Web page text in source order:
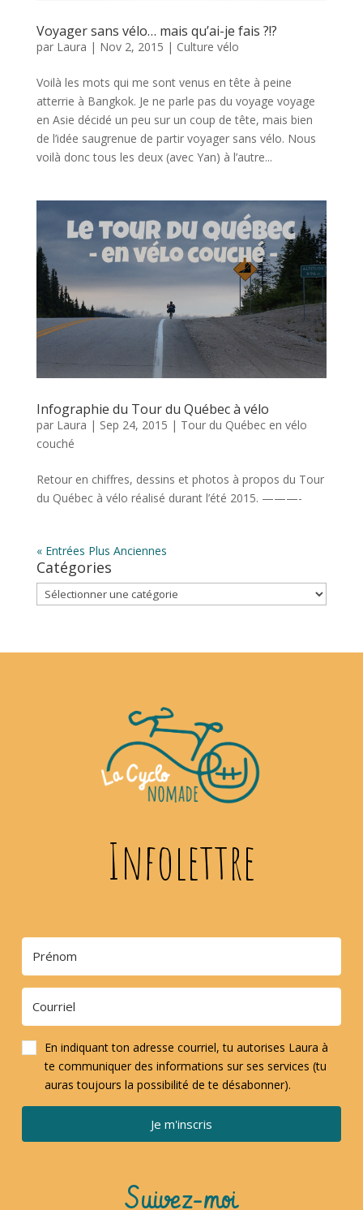
Voyager sans vélo… mais qu’ai-je fais ?!?
par Laura | Nov 2, 2015 | Culture vélo
Voilà les mots qui me sont venus en tête à peine
atterrie à Bangkok. Je ne parle pas du voyage voyage
en Asie décidé un peu sur un coup de tête, mais bien
de l’idée saugrenue de partir voyager sans vélo. Nous
voilà donc tous les deux (avec Yan) à l’autre...
Infographie du Tour du Québec à vélo
par Laura | Sep 24, 2015 | Tour du Québec en vélo
couché
Retour en chiffres, dessins et photos à propos du Tour
du Québec à vélo réalisé durant l’été 2015. ———-
« Entrées Plus Anciennes
Catégories
Catégories
Infolettre
En indiquant ton adresse courriel, tu autorises Laura à
te communiquer des informations sur ses services (tu
auras toujours la possibilité de te désabonner).
Je m'inscris
Suivez-moi